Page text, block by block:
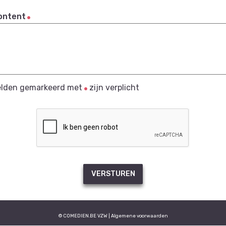
gemarkeerd met zijn verplicht
VERSTUREN
© COMEDIEN.BE VZW | Algemene voorwaarden